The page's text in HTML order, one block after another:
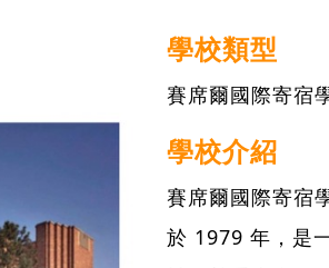
學校類型
賽席爾國際寄宿
學校介紹
賽席爾國際寄
於 1979 年，是